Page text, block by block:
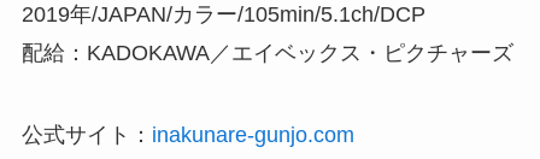
2019年/JAPAN/カラー/105min/5.1ch/DCP
配給：KADOKAWA／エイベックス・ピクチャーズ
公式サイト： inakunare-gunjo.com